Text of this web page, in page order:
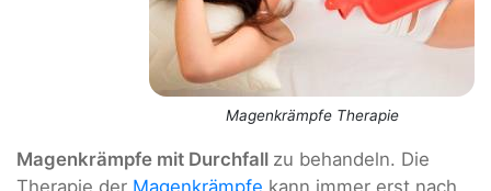
Magenkrämpfe Therapie
Magenkrämpfe mit Durchfall zu behandeln. Die
Therapie der Magenkrämpfe kann immer erst nach